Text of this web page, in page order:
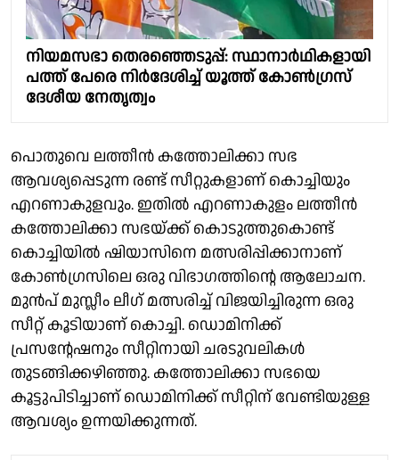
നിയമസഭാ തെരഞ്ഞെടുപ്പ്: സ്ഥാനാര്‍ഥികളായി
പത്ത് പേരെ നിര്‍ദേശിച്ച് യൂത്ത് കോണ്‍ഗ്രസ്
ദേശീയ നേതൃത്വം
പൊതുവെ ലത്തീൻ കത്തോലിക്കാ സഭ
ആവശ്യപ്പെടുന്ന രണ്ട് സീറ്റുകളാണ് കൊച്ചിയും
എറണാകുളവും. ഇതിൽ എറണാകുളം ലത്തീൻ
കത്തോലിക്കാ സഭയ്ക്ക് കൊടുത്തുകൊണ്ട്
കൊച്ചിയിൽ ഷിയാസിനെ മത്സരിപ്പിക്കാനാണ്
കോൺഗ്രസിലെ ഒരു വിഭാഗത്തിൻ്റെ ആലോചന.
മുൻപ് മുസ്ലീം ലീഗ് മത്സരിച്ച് വിജയിച്ചിരുന്ന ഒരു
സീറ്റ് കൂടിയാണ് കൊച്ചി. ഡൊമിനിക്ക്
പ്രസൻ്റേഷനും സീറ്റിനായി ചരടുവലികൾ
തുടങ്ങിക്കഴിഞ്ഞു. കത്തോലിക്കാ സഭയെ
കൂട്ടുപിടിച്ചാണ് ഡൊമിനിക്ക് സീറ്റിന് വേണ്ടിയുള്ള
ആവശ്യം ഉന്നയിക്കുന്നത്.